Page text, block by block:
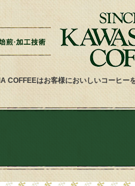
COFFEEはお客様においしいコーヒー